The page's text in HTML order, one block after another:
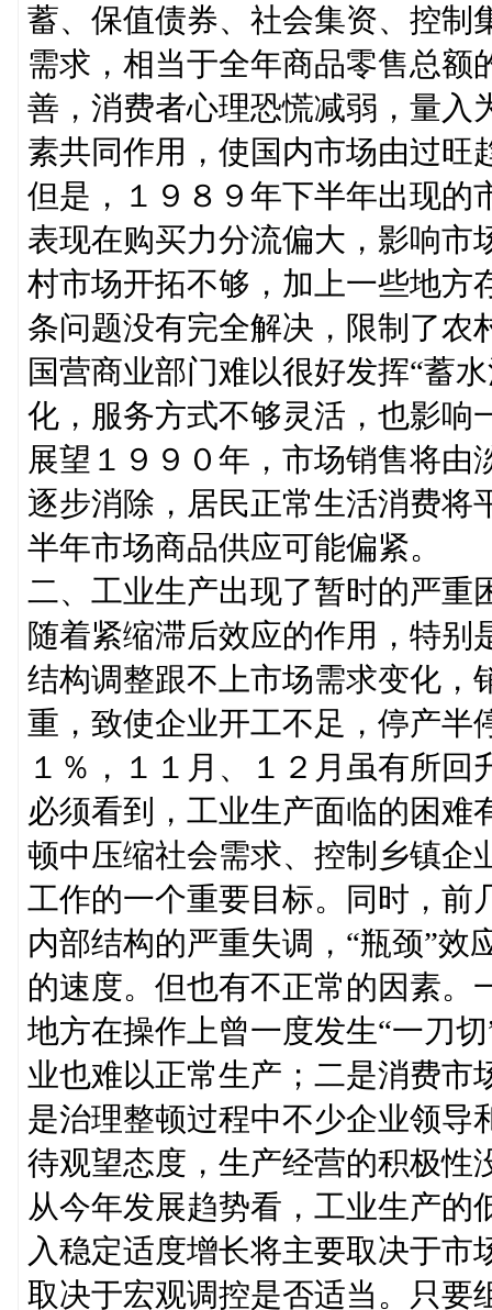
蓄、保值债券、社会集资、控制
需求，相当于全年商品零售总额
善，消费者心理恐慌减弱，量入
素共同作用，使国内市场由过旺
但是，１９８９年下半年出现的
表现在购买力分流偏大，影响市
村市场开拓不够，加上一些地方
条问题没有完全解决，限制了农
国营商业部门难以很好发挥“蓄
化，服务方式不够灵活，也影响
展望１９９０年，市场销售将由
逐步消除，居民正常生活消费将
半年市场商品供应可能偏紧。
二、工业生产出现了暂时的严重
随着紧缩滞后效应的作用，特别
结构调整跟不上市场需求变化，
重，致使企业开工不足，停产半
１％，１１月、１２月虽有所
必须看到，工业生产面临的困难
顿中压缩社会需求、控制乡镇企
工作的一个重要目标。同时，前
内部结构的严重失调，“瓶颈”效
的速度。但也有不正常的因素。
地方在操作上曾一度发生“一刀
业也难以正常生产；二是消费市
是治理整顿过程中不少企业领导
待观望态度，生产经营的积极性
从今年发展趋势看，工业生产的
入稳定适度增长将主要取决于
取决于宏观调控是否适当。只要